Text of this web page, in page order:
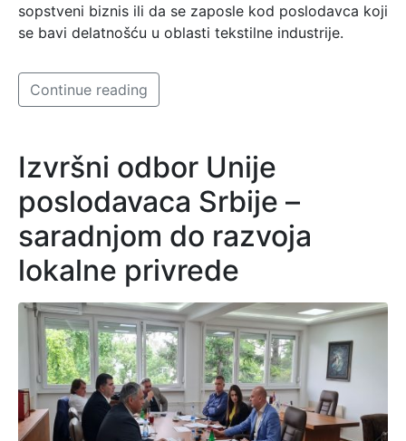
sopstveni biznis ili da se zaposle kod poslodavca koji
se bavi delatnošću u oblasti tekstilne industrije.
Continue reading
Izvršni odbor Unije
poslodavaca Srbije –
saradnjom do razvoja
lokalne privrede